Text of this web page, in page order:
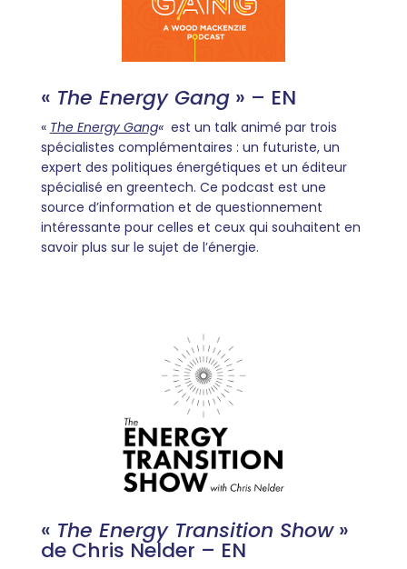
« The Energy Gang» – EN
« The Energy Gang« est un talk animé par trois
spécialistes complémentaires : un futuriste, un
expert des politiques énergétiques et un éditeur
spécialisé en greentech. Ce podcast est une
source d’information et de questionnement
intéressante pour celles et ceux qui souhaitent en
savoir plus sur le sujet de l’énergie.
« The Energy Transition Show»
de Chris Nelder – EN